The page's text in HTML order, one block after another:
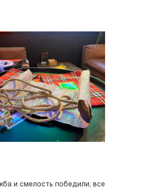
и смелость победили, все